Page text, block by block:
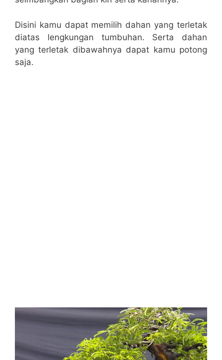
Disini kamu dapat memilih dahan yang terletak
diatas lengkungan tumbuhan. Serta dahan
yang terletak dibawahnya dapat kamu potong
saja.